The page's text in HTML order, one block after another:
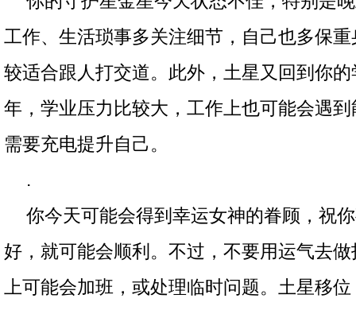
工作、生活琐事多关注细节，自己也多保
较适合跟人打交道。此外，土星又回到你
年，学业压力比较大，工作上也可能会遇
需要充电提升自己。
.
你今天可能会得到幸运女神的眷顾，祝
好，就可能会顺利。不过，不要用运气去
上可能会加班，或处理临时问题。土星移